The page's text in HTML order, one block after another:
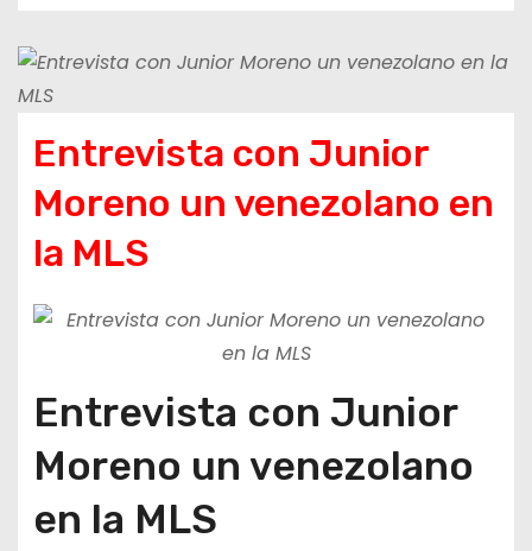
Entrevista con Junior
Moreno un venezolano en
la MLS
Entrevista con Junior
Moreno un venezolano
en la MLS